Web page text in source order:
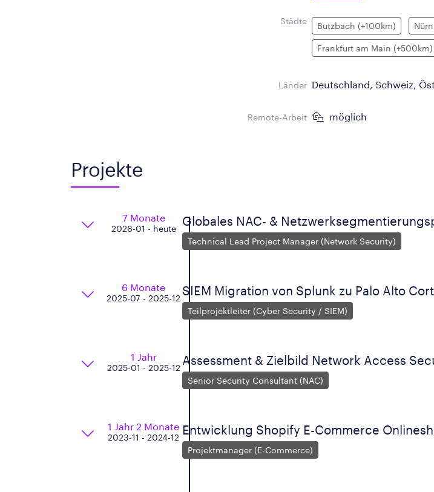
Städte Butzbach (+100km)
Frankfurt am Main (+500km)
Länder Deutschland, Schweiz,
Remote-Arbeit möglich
Projekte
7 Monate
2026-01 - heute
Globales NAC- &
Technical Lead Project Manager (Network Security)
6 Monate
2025-07 - 2025-12
SIEM Migration von Splunk zu Palo Alto
Teilprojektleiter (Cyber Security / SIEM)
1 Jahr
2025-01 - 2025-12
Assessment & Zielbild Network Access
Senior Security Consultant (NAC)
1 Jahr 2 Monate
2023-11 - 2024-12
Entwicklung Shopify E-Commerce
Projektmanager (E-Commerce)